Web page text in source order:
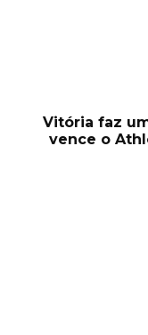
Vitória faz
vence o